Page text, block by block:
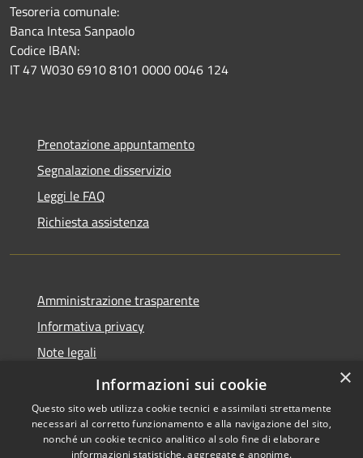
Tesoreria comunale:
Banca Intesa Sanpaolo
Codice IBAN:
IT 47 W030 6910 8101 0000 0046 124
Prenotazione appuntamento
Segnalazione disservizio
Leggi le FAQ
Richiesta assistenza
Amministrazione trasparente
Informativa privacy
Note legali
Dichiarazione di accessibilità
×
Informazioni sui cookie
Questo sito web utilizza cookie tecnici e assimilati strettamente
necessari al corretto funzionamento e alla navigazione del sito,
nonché un cookie tecnico analitico al solo fine di elaborare
informazioni statistiche, aggregate e anonime.